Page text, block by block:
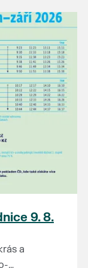
30
Pokud
prodejní
email
události,
Počet
9. 8.
a